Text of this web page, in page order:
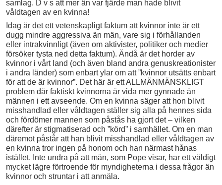
samlag. D v s att mer än var fjärde man hade blivit
våldtagen av en kvinna!
Idag är det ett vetenskapligt faktum att kvinnor inte är ett
dugg mindre aggressiva än män, vare sig i förhållanden
eller intrakvinnligt (även om aktivister, politiker och medier
försöker tysta ned detta faktum). Ändå är det horder av
kvinnor i vårt land (och även bland andra genuskreationister
i andra länder) som enbart ylar om att ”kvinnor utsätts enbart
för att de är kvinnor”. Det här är ett ALLMÄNMÄNSKLIGT
problem där faktiskt kvinnorna är vida mer gynnade än
männen i ett avseende. Om en kvinna säger att hon blivit
misshandlad eller våldtagen ställer sig alla på hennes sida
och fördömer mannen som påstås ha gjort det – vilken
därefter är stigmatiserad och ”körd” i samhället. Om en man
däremot påstår att han blivit misshandlad eller våldtagen av
en kvinna tror ingen på honom och han närmast hånas
istället. Inte undra på att män, som Pope visar, har ett väldigt
mycket lägre förtroende för myndigheterna i dessa frågor än
kvinnor och struntar i att anmäla.